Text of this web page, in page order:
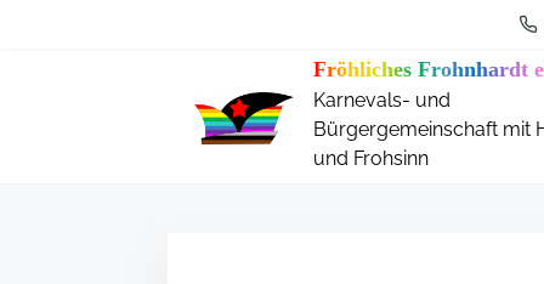
Fröhliches Frohnhardt
Karnevals- und
Bürgergemeinschaft mit
und Frohsinn